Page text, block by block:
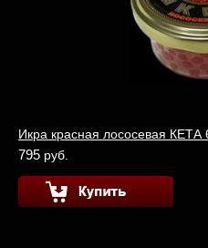
Икра красная лососевая КЕТА
795 руб.